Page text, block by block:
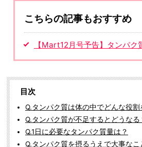
こちらの記事もおすすめ
【Mart12月号予告】タンパク
目次
Q.タンパク質は体の中でどんな役割
Q.タンパク質が不足するとどうなる
Q.1日に必要なタンパク質量は？
Q.タンパク質を摂るうえで大事なこ